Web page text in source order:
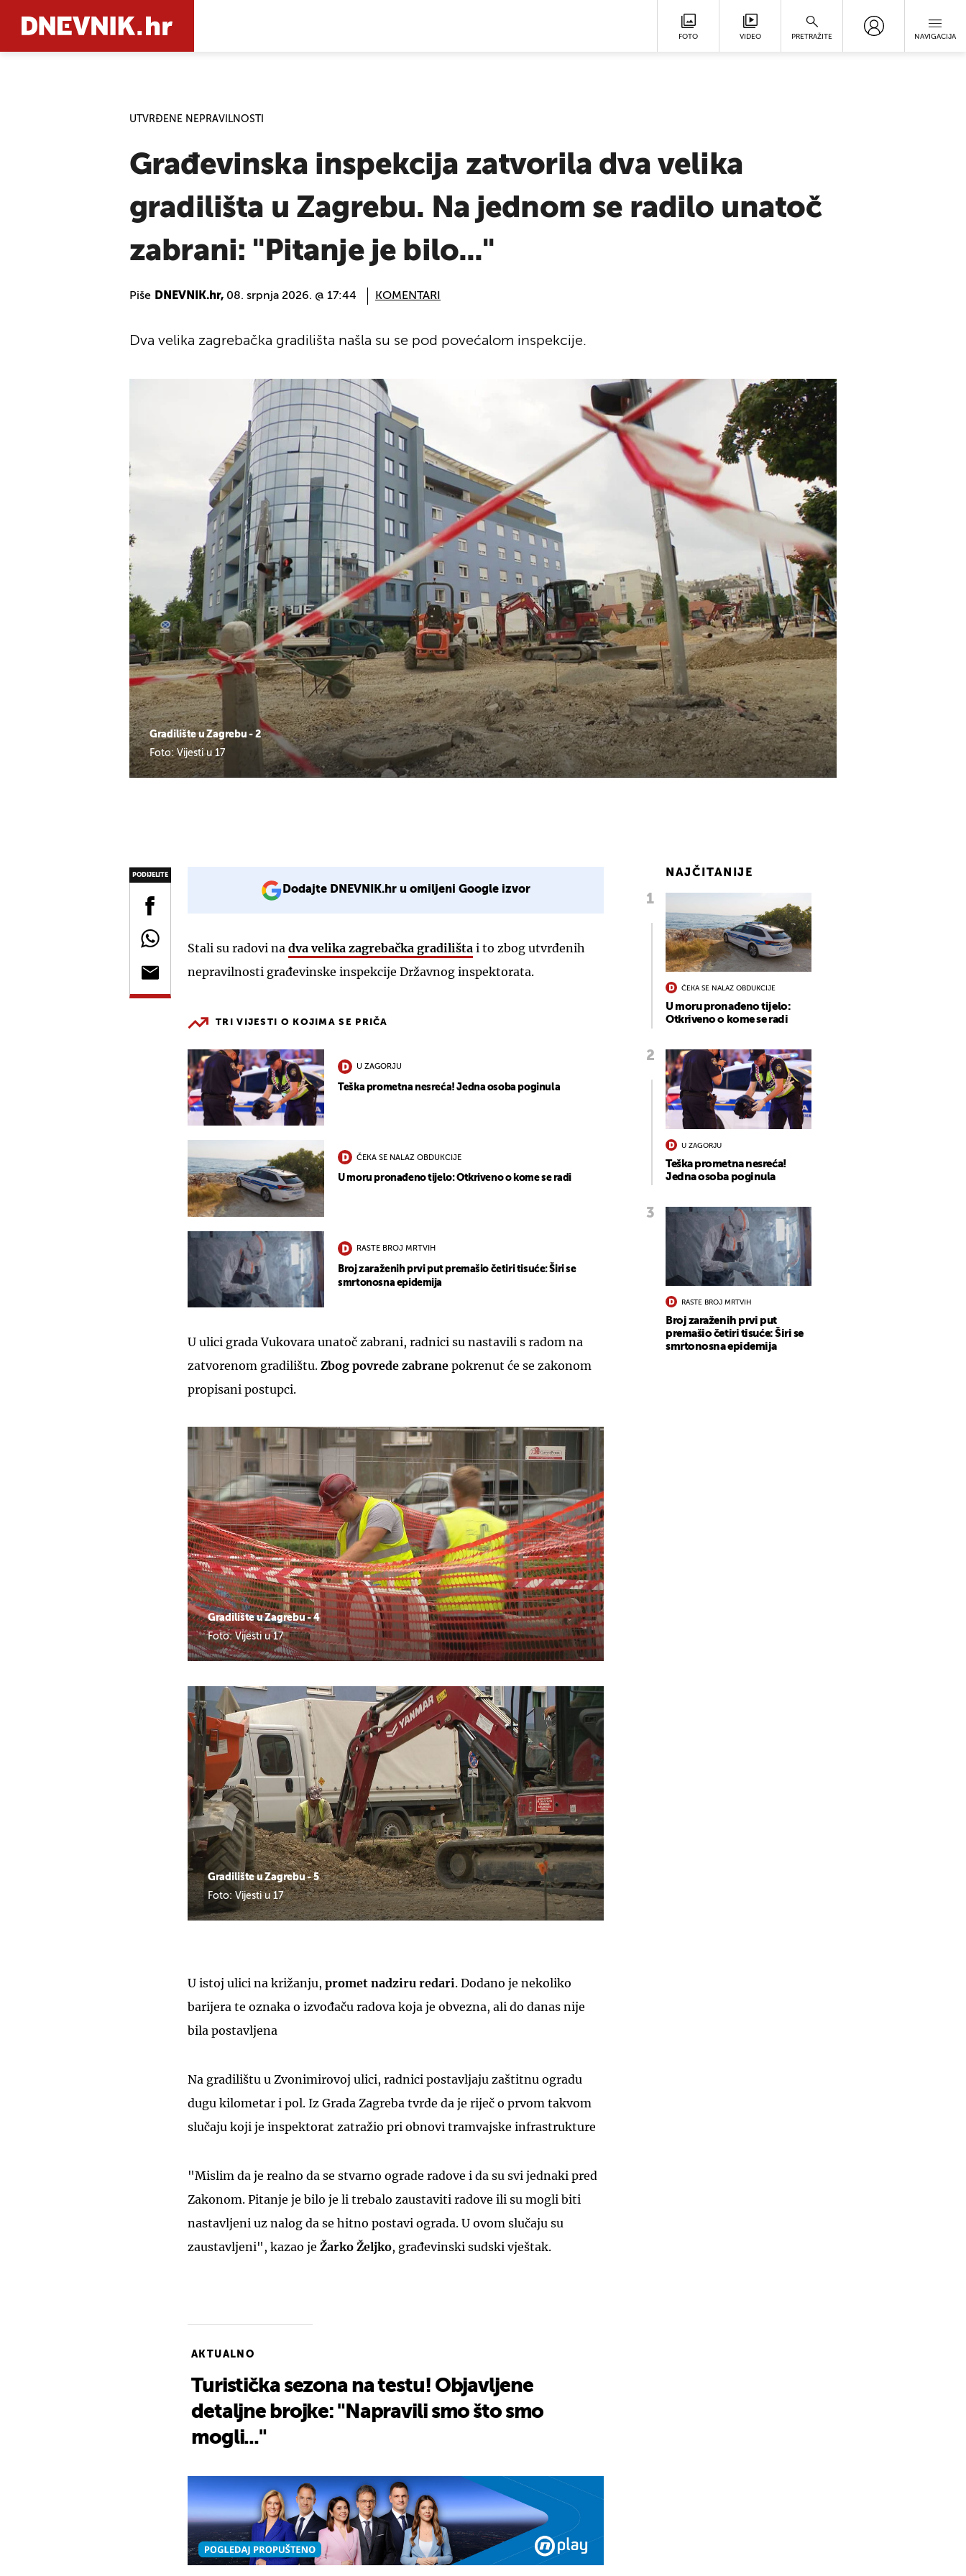
FOTO VIDEO PRETRAŽITE NAVIGACIJA
UTVRĐENE NEPRAVILNOSTI
Građevinska inspekcija zatvorila dva velika
gradilišta u Zagrebu. Na jednom se radilo unatoč
zabrani: "Pitanje je bilo..."
Piše DNEVNIK.hr, 08. srpnja 2026. @ 17:44 KOMENTARI
Gradilište u Zagrebu - 2
Foto: Vijesti u 17
Dva velika zagrebačka gradilišta našla su se pod povećalom inspekcije.
PODIJELITE
Dodajte DNEVNIK.hr u omiljeni Google izvor
Stali su radovi na dva velika zagrebačka gradilišta i to zbog utvrđenih
nepravilnosti građevinske inspekcije Državnog inspektorata.
TRI VIJESTI O KOJIMA SE PRIČA
U ZAGORJU
Teška prometna nesreća! Jedna osoba poginula
ČEKA SE NALAZ OBDUKCIJE
U moru pronađeno tijelo: Otkriveno o kome se radi
RASTE BROJ MRTVIH
Broj zaraženih prvi put premašio četiri tisuće: Širi se
smrtonosna epidemija
U ulici grada Vukovara unatoč zabrani, radnici su nastavili s radom na
zatvorenom gradilištu. Zbog povrede zabrane pokrenut će se zakonom
propisani postupci.
Gradilište u Zagrebu - 4
Foto: Vijesti u 17
Gradilište u Zagrebu - 5
Foto: Vijesti u 17
U istoj ulici na križanju, promet nadziru redari. Dodano je nekoliko
barijera te oznaka o izvođaču radova koja je obvezna, ali do danas nije
bila postavljena
Na gradilištu u Zvonimirovoj ulici, radnici postavljaju zaštitnu ogradu
dugu kilometar i pol. Iz Grada Zagreba tvrde da je riječ o prvom takvom
slučaju koji je inspektorat zatražio pri obnovi tramvajske infrastrukture
"Mislim da je realno da se stvarno ograde radove i da su svi jednaki pred
Zakonom. Pitanje je bilo je li trebalo zaustaviti radove ili su mogli biti
nastavljeni uz nalog da se hitno postavi ograda. U ovom slučaju su
zaustavljeni", kazao je Žarko Željko, građevinski sudski vještak.
AKTUALNO
Turistička sezona na testu! Objavljene
detaljne brojke: "Napravili smo što smo
mogli..."
NAJČITANIJE
ČEKA SE NALAZ OBDUKCIJE
U moru pronađeno tijelo:
Otkriveno o kome se radi
U ZAGORJU
Teška prometna nesreća!
Jedna osoba poginula
RASTE BROJ MRTVIH
Broj zaraženih prvi put
premašio četiri tisuće: Širi se
smrtonosna epidemija
UKLJUČITE NOTIFIKACIJE